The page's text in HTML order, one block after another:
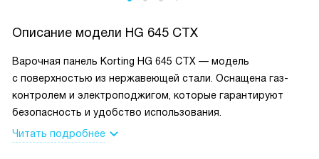
Описание модели HG 645 CTX
Варочная панель Korting HG 645 CTX — модель
с поверхностью из нержавеющей стали. Оснащена газ-
контролем и электроподжигом, которые гарантируют
безопасность и удобство использования.
Читать подробнее